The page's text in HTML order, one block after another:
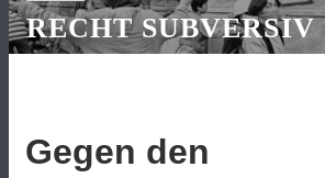
RECHT SUBVERSIV
Gegen den